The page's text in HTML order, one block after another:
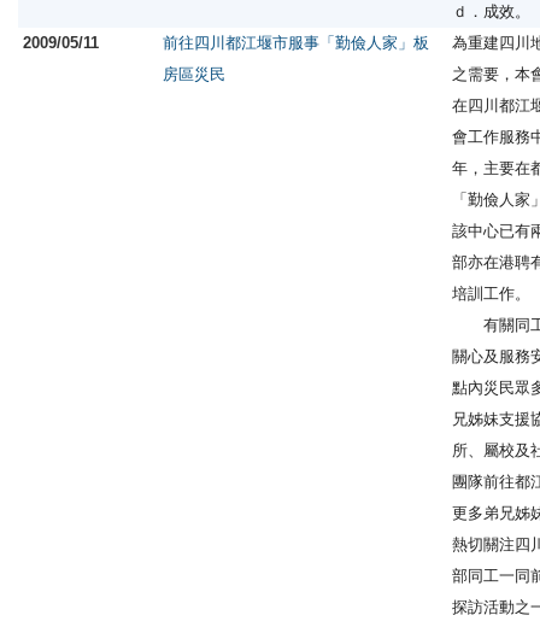
ｄ．成效。
2009/05/11
前往四川都江堰市服事「勤儉人家」板
房區災民
為重建四川
之需要，本
在四川都江
會工作服務
年，主要在
「勤儉人
該中心已有
部亦在港聘
培訓工作。
有關同工
關心及服務
點內災民眾
兄姊妹支援
所、屬校及
團隊前往都
更多弟兄姊
熱切關注四
部同工一同
探訪活動之